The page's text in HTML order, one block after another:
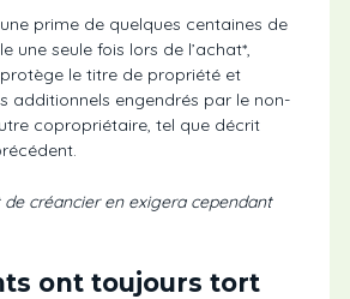
prime de quelques centaines de
une seule fois lors de l’achat*,
le titre de propriété et
additionnels engendrés par le non-
copropriétaire, tel que décrit
créancier en exigera cependant
ont toujours tort